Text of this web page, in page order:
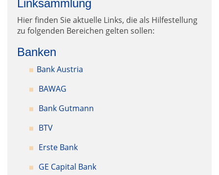
Linksammlung
Hier finden Sie aktuelle Links, die als Hilfestellung
zu folgenden Bereichen gelten sollen:
Banken
Bank Austria
BAWAG
Bank Gutmann
BTV
Erste Bank
GE Capital Bank